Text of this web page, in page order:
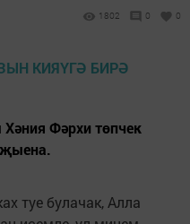
1802 0 0
Фәрхи төпчек
җыена.
туе булачак, Алла